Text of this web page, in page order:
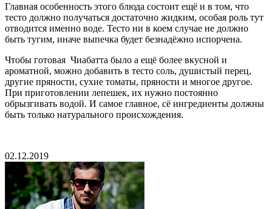
Главная особенность этого блюда состоит ещё и в том, что
тесто должно получаться достаточно жидким, особая роль тут
отводится именно воде. Тесто ни в коем случае не должно
быть тугим, иначе выпечка будет безнадёжно испорчена.
Чтобы готовая Чиабатта было а ещё более вкусной и
ароматной, можно добавить в тесто соль, душистый перец,
другие пряности, сухие томаты, пряности и многое другое.
При приготовлении лепешек, их нужно постоянно
обрызгивать водой. И самое главное, сё ингредиенты должны
быть только натурального происхождения.
02.12.2019